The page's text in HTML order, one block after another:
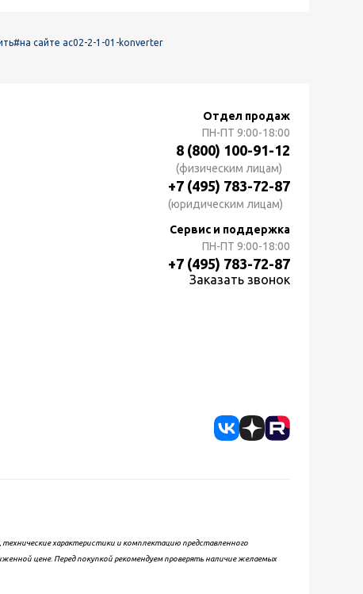
#на сайте ac02-2-1-01-konverter
Отдел продаж
ПН-ПТ 9:00-18:00
8 (800) 100-91-12
(физическим лицам)
+7 (495) 783-72-87
(юридическим лицам)
Сервис и поддержка
ПН-ПТ 9:00-18:00
+7 (495) 783-72-87
Заказать звонок
технические характеристики и комплектацию представленного
цене. Перед покупкой рекомендуем проверять наличие желаемых